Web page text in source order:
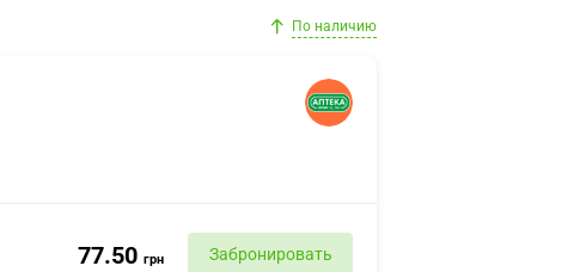
По наличию
77.50 грн Забронировать